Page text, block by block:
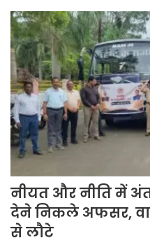
नीयत और नीति में
देने निकले अफसर,
से लौटे